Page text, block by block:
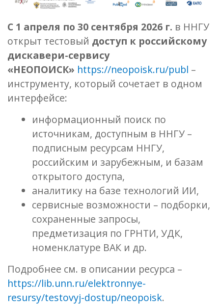
С 1 апреля по 30 сентября 2026 г. в ННГУ
открыт тестовый доступ к российскому
дискавери-сервису
«НЕОПОИСК» https://neopoisk.ru/publ –
инструменту, который сочетает в одном
интерфейсе:
информационный поиск по
источникам, доступным в ННГУ –
подписным ресурсам ННГУ,
российским и зарубежным, и базам
открытого доступа,
аналитику на базе технологий ИИ,
сервисные возможности – подборки,
сохраненные запросы,
предметизация по ГРНТИ, УДК,
номенклатуре ВАК и др.
Подробнее см. в описании ресурса –
https://lib.unn.ru/elektronnye-
resursy/testovyj-dostup/neopoisk.